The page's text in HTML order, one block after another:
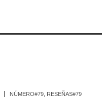
NÚMERO#79, RESEÑAS#79